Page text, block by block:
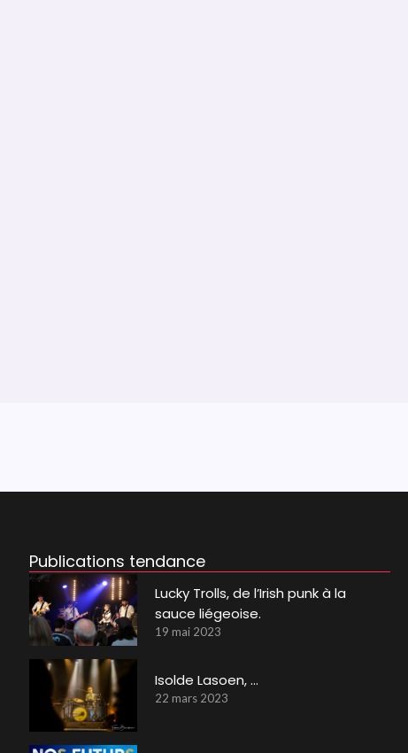
Publications tendance
Lucky Trolls, de l’Irish punk à la
sauce liégeoise.
19 mai 2023
Isolde Lasoen, …
22 mars 2023